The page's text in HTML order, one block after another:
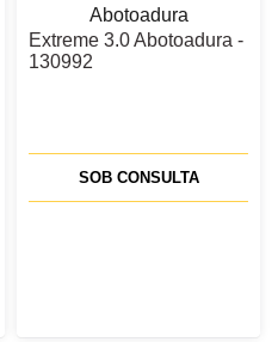
Extreme 3.0 Abotoadura -
130992
SOB CONSULTA